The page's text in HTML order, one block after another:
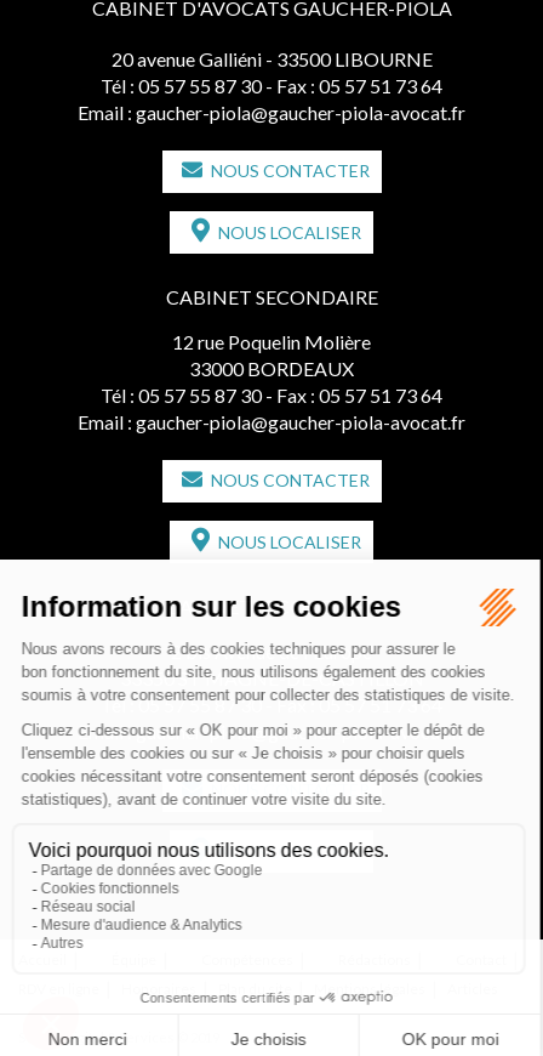
CABINET D'AVOCATS GAUCHER-PIOLA
20 avenue Galliéni - 33500 LIBOURNE
Tél : 05 57 55 87 30 - Fax : 05 57 51 73 64
Email : gaucher-piola@gaucher-piola-avocat.fr
NOUS CONTACTER
NOUS LOCALISER
CABINET SECONDAIRE
12 rue Poquelin Molière
33000 BORDEAUX
Tél : 05 57 55 87 30 - Fax : 05 57 51 73 64
Email : gaucher-piola@gaucher-piola-avocat.fr
NOUS CONTACTER
NOUS LOCALISER
CABINET SECONDAIRE
2 bis Avenue de l'Europe
33350 ST MAGNE-DE-CASTILLON
Tél :05 57 55 87 30 - Fax : 05 57 51 73 64
Email :gaucher-piola@gaucher-piola-avocat.fr
NOUS CONTACTER
NOUS LOCALISER
Honoraires Plan du site Mentions légales
Septeo Digital & Services © 2019